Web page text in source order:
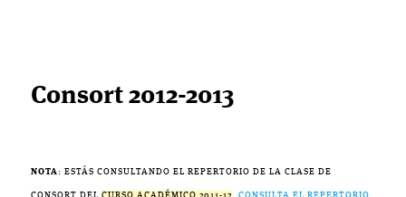
Consort 2012-2013
NOTA : ESTÁS CONSULTANDO EL REPERTORIO DE LA CLASE DE